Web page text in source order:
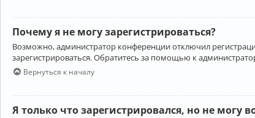
Почему я не могу зарегистрироваться?
Возможно, администратор конференции отключил
зарегистрироваться. Обратитесь за помощью к
Вернуться к началу
Я только что зарегистрировался, но не могу